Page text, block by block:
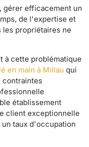
gérer efficacement un
de l'expertise et
propriétaires ne
à cette problématique
en main à Millau qui
contraintes
établissement
client exceptionnelle
taux d'occupation